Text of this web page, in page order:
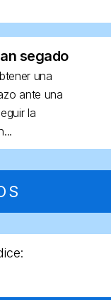
segado
una
ante una
la